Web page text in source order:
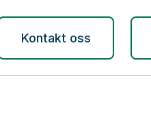
Kontakt oss